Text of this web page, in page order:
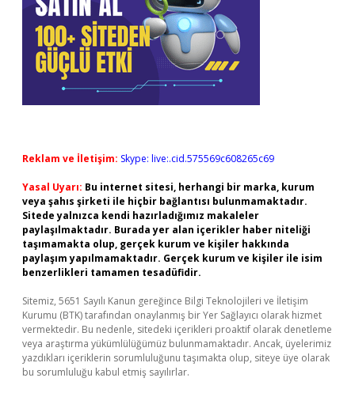
Reklam ve İletişim: Skype: live:.cid.575569c608265c69
Yasal Uyarı: Bu internet sitesi, herhangi bir marka, kurum
veya şahıs şirketi ile hiçbir bağlantısı bulunmamaktadır.
Sitede yalnızca kendi hazırladığımız makaleler
paylaşılmaktadır. Burada yer alan içerikler haber niteliği
taşımamakta olup, gerçek kurum ve kişiler hakkında
paylaşım yapılmamaktadır. Gerçek kurum ve kişiler ile isim
benzerlikleri tamamen tesadüfidir.
Sitemiz, 5651 Sayılı Kanun gereğince Bilgi Teknolojileri ve İletişim
Kurumu (BTK) tarafından onaylanmış bir Yer Sağlayıcı olarak hizmet
vermektedir. Bu nedenle, sitedeki içerikleri proaktif olarak denetleme
veya araştırma yükümlülüğümüz bulunmamaktadır. Ancak, üyelerimiz
yazdıkları içeriklerin sorumluluğunu taşımakta olup, siteye üye olarak
bu sorumluluğu kabul etmiş sayılırlar.